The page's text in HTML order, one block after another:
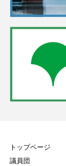
トップページ
議員団